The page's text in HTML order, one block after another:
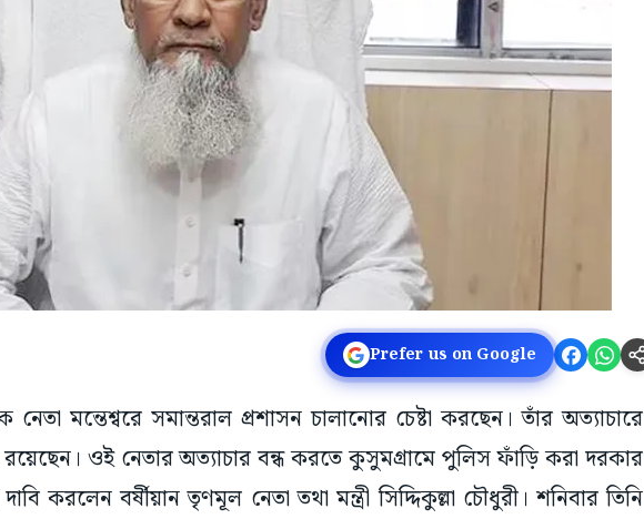
Prefer us on Google
নেতা মন্তেশ্বরে সমান্তরাল প্রশাসন চালানোর চেষ্টা করছেন। তাঁর অত্যাচারে
রয়েছেন। ওই নেতার অত্যাচার বন্ধ করতে কুসুমগ্রামে পুলিস ফাঁড়ি করা দরকার
করলেন বর্ষীয়ান তৃণমূল নেতা তথা মন্ত্রী সিদ্দিকুল্লা চৌধুরী। শনিবার তিনি